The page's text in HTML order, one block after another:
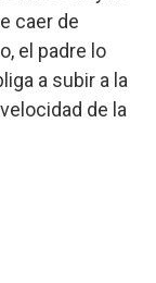
caer de
el padre lo
a subir a la
de la